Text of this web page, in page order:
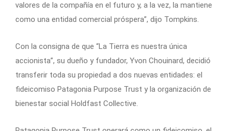
valores de la compañía en el futuro y, a la vez, la mantiene
como una entidad comercial próspera”, dijo Tompkins.
Con la consigna de que “La Tierra es nuestra única
accionista”, su dueño y fundador, Yvon Chouinard, decidió
transferir toda su propiedad a dos nuevas entidades: el
fideicomiso Patagonia Purpose Trust y la organización de
bienestar social Holdfast Collective.